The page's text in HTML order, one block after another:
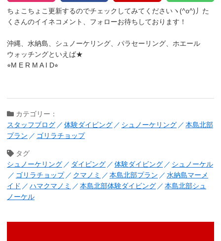
ちょこちょこ更新するのでチェックしてみてくださいヽ(^o^)丿 た
くさんのイイネコメント、フォローお待ちしております！
沖縄、水納島、シュノーケリング、パラセーリング、ホエール
ウォッチングといえば★
⭐︎M E R M A I D⭐︎
カテゴリー：
スタッフブログ
体験ダイビング シュノーケリング
本島北部
プラン
ゴリラチョップ
タグ
シュノーケリング
ダイビング 体験ダイビング
シュノーケル
ゴリラチョップ
クマノミ 本島北部プラン
水納島マーメ
イド
ハマクマノミ 本島北部体験ダイビング
本島北部シュ
ノーケル